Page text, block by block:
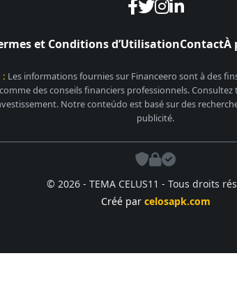
et Conditions d’UtilisationContactÀ
: Les informations fournies sur Financeero sont à des
des conseils financiers professionnels.
Notre conteúdo est basé sur des
publicité.
© 2026 - TEMA CELUS11 - Tous droits
Créé par celosapk.com